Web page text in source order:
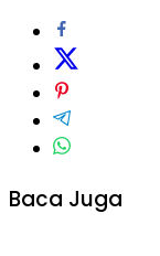
Baca Juga